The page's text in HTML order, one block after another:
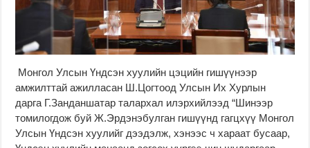
Монгол Улсын Үндсэн хуулийн цэцийн гишүүнээр
амжилттай ажилласан Ш.Цогтоод Улсын Их Хурлын
дарга Г.Занданшатар талархал илэрхийлээд “Шинээр
томилогдож буй Ж.Эрдэнэбулган гишүүнд гагцхүү Монгол
Улсын Үндсэн хуулийг дээдэлж, хэнээс ч хараат бусаар,